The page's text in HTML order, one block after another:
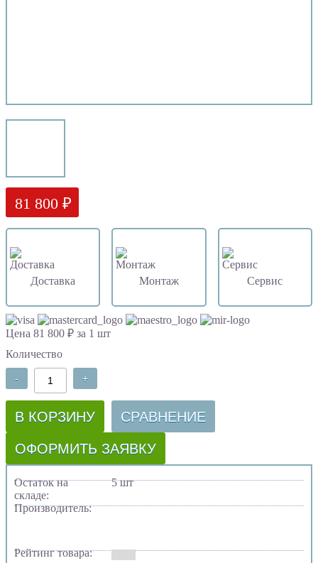
81 800 ₽
Доставка Монтаж Сервис
Цена 81 800 ₽ за 1 шт
Количество
- +
В КОРЗИНУ СРАВНЕНИЕ
ОФОРМИТЬ ЗАЯВКУ
Остаток на
складе:
5 шт
Производитель:
Рейтинг товара: